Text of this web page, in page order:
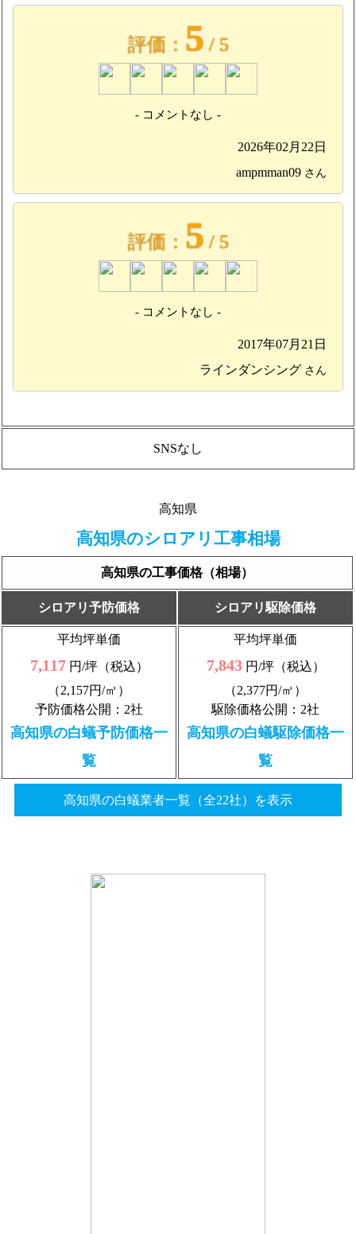
評価： 5 / 5
- コメントなし -
2026年02月22日
ampmman09 さん
評価： 5 / 5
- コメントなし -
2017年07月21日
ラインダンシング さん
SNSなし
高知県
高知県のシロアリ工事相場
高知県の工事価格（相場）
シロアリ予防価格 シロアリ駆除価格
平均坪単価
7,117円/坪（税込）
（2,157円/㎡）
予防価格公開：2社
高知県の白蟻予防価格一
覧
平均坪単価
7,843円/坪（税込）
（2,377円/㎡）
駆除価格公開：2社
高知県の白蟻駆除価格一
覧
高知県の白蟻業者一覧（全22社）を表示